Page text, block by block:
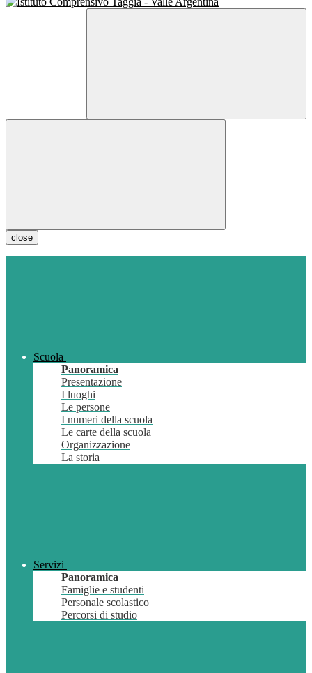
close
Scuola
Panoramica
Presentazione
I luoghi
Le persone
I numeri della scuola
Le carte della scuola
Organizzazione
La storia
Servizi
Panoramica
Famiglie e studenti
Personale scolastico
Percorsi di studio